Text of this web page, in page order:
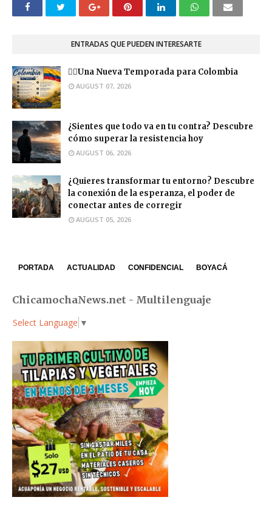
ENTRADAS QUE PUEDEN INTERESARTE
❤️‍🔥Una Nueva Temporada para Colombia
AUGUST 07, 2026
¿Sientes que todo va en tu contra? Descubre
cómo superar la resistencia hoy
AUGUST 06, 2026
¿Quieres transformar tu entorno? Descubre
la conexión de la esperanza, el poder de
conectar antes de corregir
AUGUST 05, 2026
PORTADA ACTUALIDAD CONFIDENCIAL BOYACÁ
ChicamochaNews.net - Multilenguaje
Select Language ▼